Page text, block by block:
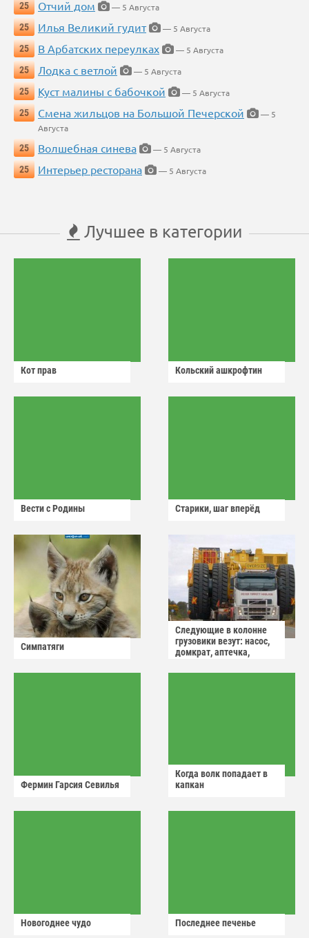
25
Отчий дом
— 5 Августа
25
Илья Великий гудит
— 5 Августа
25
В Арбатских переулках
— 5 Августа
25
Лодка с ветлой
— 5 Августа
25
Куст малины с бабочкой
— 5 Августа
25
Смена жильцов на Большой Печерской
— 5
Августа
25
Волшебная синева
— 5 Августа
25
Интерьер ресторана — 5 Августа
Лучшее в категории
Кот прав Кольский ашкрофтин
Вести с Родины Старики, шаг вперёд
Симпатяги
Следующие в колонне
грузовики везут: насос,
домкрат, аптечка,
Фермин Гарсия Севилья
Когда волк попадает в
капкан
Новогоднее чудо Последнее печенье